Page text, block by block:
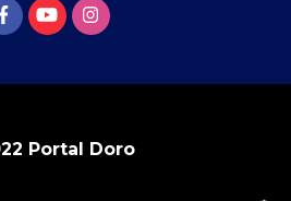
Portal Doro